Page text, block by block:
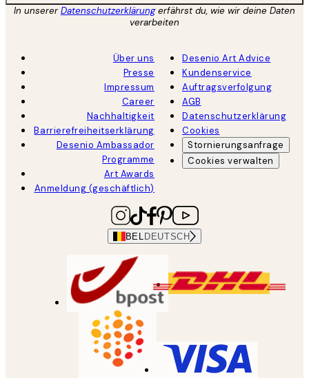
In unsererDatenschutzerklärungerfährst du, wie wir deine Daten
verarbeiten
Über uns
Presse
Impressum
Career
Nachhaltigkeit
Barrierefreiheitserklärung
Desenio Ambassador
Programme
Art Awards
Anmeldung (geschäftlich)
Desenio Art Advice
Kundenservice
Auftragsverfolgung
AGB
Datenschutzerklärung
Cookies
Stornierungsanfrage
Cookies verwalten
BEL DEUTSCH